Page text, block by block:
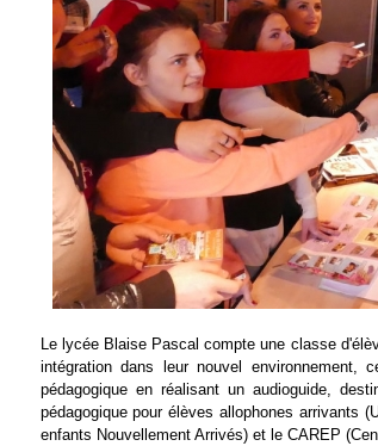
Le lycée Blaise Pascal compte une classe
intégration dans leur nouvel
pédagogique en réalisant un audioguide,
pédagogique pour élèves allophones arrivants
enfants Nouvellement Arrivés) et le CAREP